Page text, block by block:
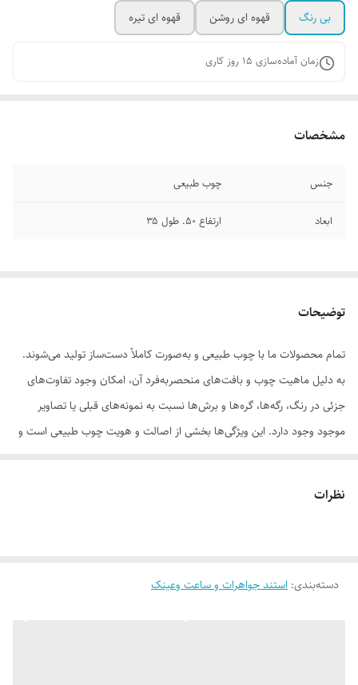
بی رنگ
قهوه ای روشن قهوه ای تیره
زمان آماده‌سازی 15 روز کاری
مشخصات
جنس چوب طبیعی
ابعاد ارتفاع ۵۰. طول ۳۵
توضیحات
تمام محصولات ما با چوب طبیعی و به‌صورت کاملاً دست‌ساز تولید می‌شوند.
به دلیل ماهیت چوب و بافت‌های منحصر‌به‌فرد آن، امکان وجود تفاوت‌های
جزئی در رنگ، رگه‌ها، گره‌ها و برش‌ها نسبت به نمونه‌های قبلی یا تصاویر
موجود وجود دارد. این ویژگی‌ها بخشی از اصالت و هویت چوب طبیعی است و
سفارش به‌منزله‌ی پذیرش این موارد و آگاهی از ویژگی‌های طبیعی چوب هست
نظرات
دسته‌بندی: استند جواهرات و ساعت وعینک